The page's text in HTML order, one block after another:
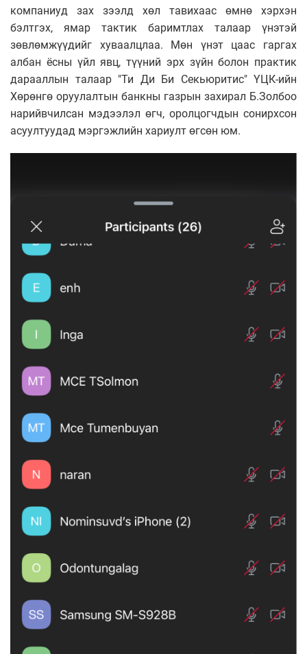
компаниуд зах зээлд хөл тавихаас өмнө хэрхэн
бэлтгэх, ямар тактик баримтлах талаар үнэтэй
зөвлөмжүүдийг хуваалцлаа. Мөн үнэт цаас гаргах
албан ёсны үйл явц, түүний эрх зүйн болон практик
дарааллын талаар "Ти Ди Би Секьюритис" ҮЦК-ийн
Хөрөнгө оруулалтын банкны газрын захирал Б.Золбоо
нарийвчилсан мэдээлэл өгч, оролцогчдын сонирхсон
асуултуудад мэргэжлийн хариулт өгсөн юм.